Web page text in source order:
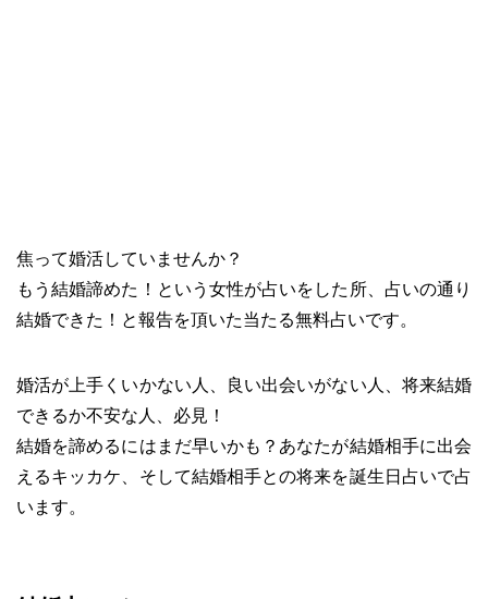
焦って婚活していませんか？
もう結婚諦めた！という女性が占いをした所、占いの通り
結婚できた！と報告を頂いた当たる無料占いです。
婚活が上手くいかない人、良い出会いがない人、将来結婚
できるか不安な人、必見！
結婚を諦めるにはまだ早いかも？あなたが結婚相手に出会
えるキッカケ、そして結婚相手との将来を誕生日占いで占
います。